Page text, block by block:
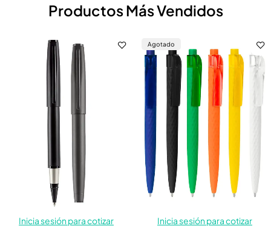
Productos Más Vendidos
Inicia sesión para cotizar
Agotado
Inicia sesión para cotizar